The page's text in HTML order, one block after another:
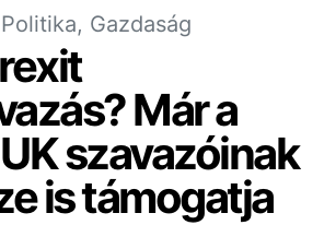
Politika, Gazdaság
Már a
szavazóinak
is támogatja